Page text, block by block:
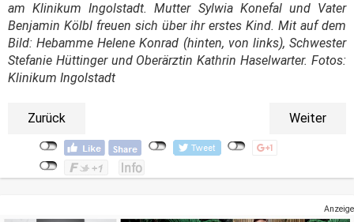
am Klinikum Ingolstadt. Mutter Sylwia Konefal und Vater
Benjamin Kölbl freuen sich über ihr erstes Kind. Mit auf dem
Bild: Hebamme Helene Konrad (hinten, von links), Schwester
Stefanie Hüttinger und Oberärztin Kathrin Haselwarter. Fotos:
Klinikum Ingolstadt
Zurück Weiter
Anzeige